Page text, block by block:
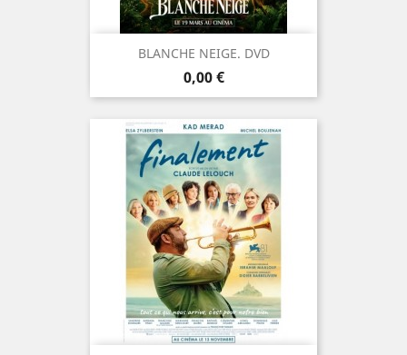
BLANCHE NEIGE. DVD
Prix
0,00 €